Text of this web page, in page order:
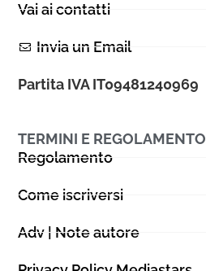
Vai ai contatti
Invia un Email
Partita IVA IT09481240969
TERMINI E REGOLAMENTO
Regolamento
Come iscriversi
Adv | Note autore